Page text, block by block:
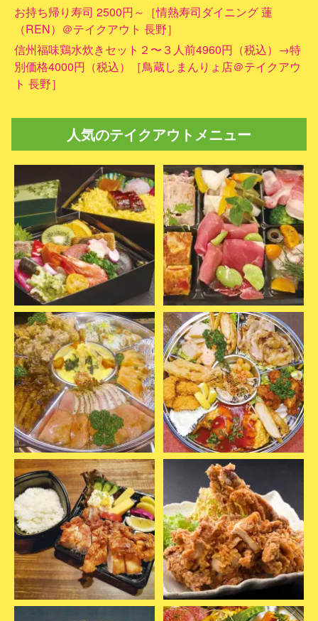
お持ち帰り寿司 2500円～［情熱寿司ダイニング 蓮
（REN）＠テイクアウト 長野］
信州福味鶏水炊きセット２〜３人前4960円（税込）→特
別価格4000円（税込）［鳥蔵しまんりょ店＠テイクアウ
ト 長野］
人気のテイクアウトメニュー